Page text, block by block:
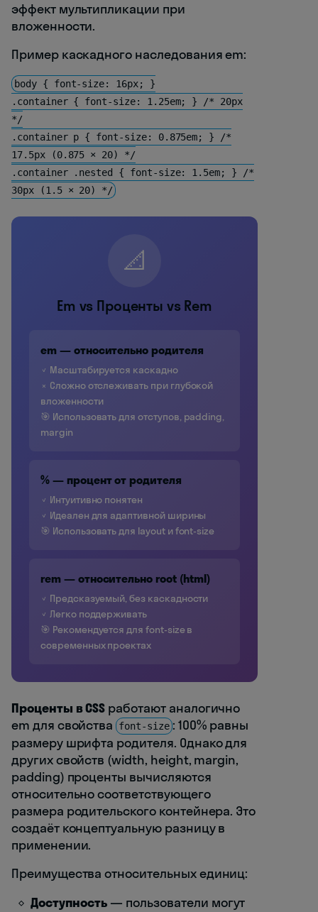
эффект мультипликации при
вложенности.
Пример каскадного наследования em:
body { font-size: 16px; }
.container { font-size: 1.25em; } /* 20px
*/
.container p { font-size: 0.875em; } /*
17.5px (0.875 × 20) */
.container .nested { font-size: 1.5em; } /*
30px (1.5 × 20) */
📐
Em vs Проценты vs Rem
em — относительно родителя
✓ Масштабируется каскадно
✗ Сложно отслеживать при глубокой
вложенности
🎯 Использовать для отступов, padding,
margin
% — процент от родителя
✓ Интуитивно понятен
✓ Идеален для адаптивной ширины
🎯 Использовать для layout и font-size
rem — относительно root (html)
✓ Предсказуемый, без каскадности
✓ Легко поддерживать
🎯 Рекомендуется для font-size в
современных проектах
Проценты в CSS работают аналогично
em для свойства font-size : 100% равны
размеру шрифта родителя. Однако для
других свойств (width, height, margin,
padding) проценты вычисляются
относительно соответствующего
размера родительского контейнера. Это
создаёт концептуальную разницу в
применении.
Преимущества относительных единиц:
Доступность — пользователи могут